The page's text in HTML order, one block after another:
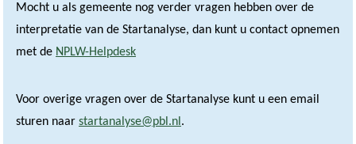
Mocht u als gemeente nog verder vragen hebben over de
interpretatie van de Startanalyse, dan kunt u contact opnemen
met de NPLW-Helpdesk
Voor overige vragen over de Startanalyse kunt u een email
sturen naar startanalyse@pbl.nl .